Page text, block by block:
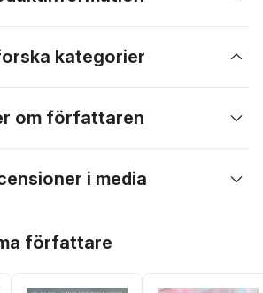
kategorier
om författaren
i media
författare